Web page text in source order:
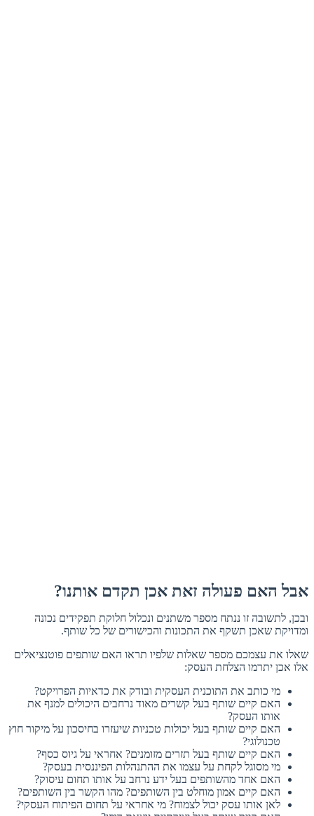
אבל האם פעולה זאת אכן תקדם אותנו?
ובכן, לתשובה זו ננתח מספר משתנים ונכלול חלוקת תפקידים נכונה
ומדויקת שאכן תשקף את התכונות והכישורים של כל שותף.
שאלו את עצמכם מספר שאלות שלפיו תראו האם שותפים פוטנציאלים
אלו אכן יתרמו הצלחת העסק:
מי כותב את התוכנית העסקית ובודק את כדאיות הפרויקט?
האם קיים שותף בעל קשרים מאוד נרחבים היכולים למנף את
אותו העסק?
האם קיים שותף בעל יכולות טכניות שיעזרו בחיסכון על מיקור חוץ
טכנולוגי?
האם קיים שותף בעל תזרים מזומנים? אחראי על גיוס כסף?
מי מסוגל לקחת על עצמו את ההתנהלות הפיננסית בעסק?
האם אחד מהשותפים בעל ידע נרחב על אותו תחום עיסוק?
האם קיים אמון מוחלט בין השותפים? מהו הקשר בין השותפים?
לאן אותו עסק יכול לצמוח? מי אחראי על תחום הפיתוח העסקי?